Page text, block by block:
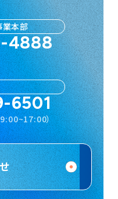
業本部
4888
6501
）